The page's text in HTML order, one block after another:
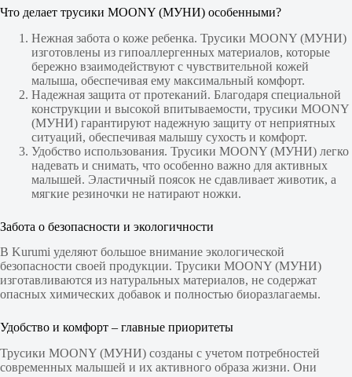
Что делает трусики MOONY (МУНИ) особенными?
Нежная забота о коже ребенка. Трусики MOONY (МУНИ)
изготовлены из гипоаллергенных материалов, которые
бережно взаимодействуют с чувствительной кожей
малыша, обеспечивая ему максимальный комфорт.
Надежная защита от протеканий. Благодаря специальной
конструкции и высокой впитываемости, трусики MOONY
(МУНИ) гарантируют надежную защиту от неприятных
ситуаций, обеспечивая малышу сухость и комфорт.
Удобство использования. Трусики MOONY (МУНИ) легко
надевать и снимать, что особенно важно для активных
малышей. Эластичный поясок не сдавливает животик, а
мягкие резиночки не натирают ножки.
Забота о безопасности и экологичности
В Kurumi уделяют большое внимание экологической
безопасности своей продукции. Трусики MOONY (МУНИ)
изготавливаются из натуральных материалов, не содержат
опасных химических добавок и полностью биоразлагаемы.
Удобство и комфорт – главные приоритеты
Трусики MOONY (МУНИ) созданы с учетом потребностей
современных малышей и их активного образа жизни. Они